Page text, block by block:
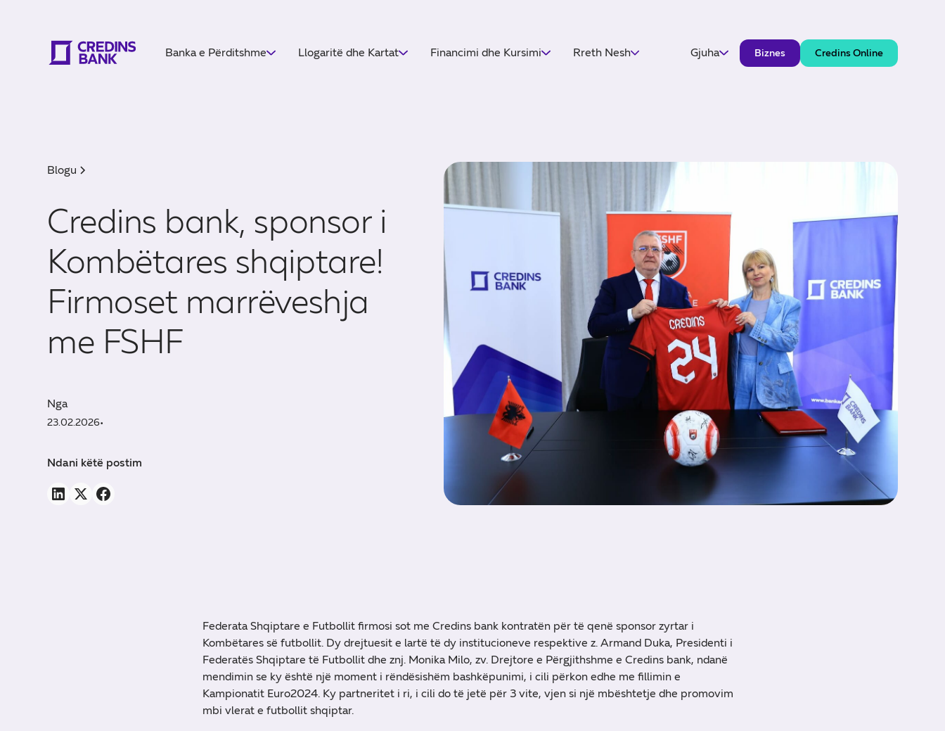
Banka e Përditshme Llogaritë dhe Kartat Financimi dhe Kursimi Rreth Nesh Gjuha Biznes Credins Online
Blogu
Credins bank, sponsor i
Kombëtares shqiptare!
Firmoset marrëveshja
me FSHF
Nga
23.02.2026•
Ndani këtë postim
Federata Shqiptare e Futbollit firmosi sot me Credins bank kontratën për të qenë sponsor zyrtar i
Kombëtares së futbollit. Dy drejtuesit e lartë të dy institucioneve respektive z. Armand Duka, Presidenti i
Federatës Shqiptare të Futbollit dhe znj. Monika Milo, zv. Drejtore e Përgjithshme e Credins bank, ndanë
mendimin se ky është një moment i rëndësishëm bashkëpunimi, i cili përkon edhe me fillimin e
Kampionatit Euro2024. Ky partneritet i ri, i cili do të jetë për 3 vite, vjen si një mbështetje dhe promovim
mbi vlerat e futbollit shqiptar.